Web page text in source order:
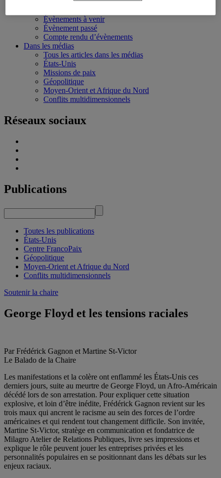
Évènements à venir
Évènement passé
Compte rendu d’évènements
Dans les médias
Tous les articles dans les médias
États-Unis
Missions de paix
Géopolitique
Moyen-Orient et Afrique du Nord
Conflits multidimensionnels
Réseaux sociaux
Publications
Toutes les publications
États-Unis
Centre FrancoPaix
Géopolitique
Moyen-Orient et Afrique du Nord
Conflits multidimensionnels
Soutenir la chaire
George Floyd et les tensions raciales
Par Frédérick Gagnon et Martine St-Victor
Le Balado de la Chaire
Les manifestations et la colère ont enflammé les États-Unis ces
derniers jours, suite au meurtre de George Floyd, un Afro-Américain
décédé lors de son arrestation. Pour expliquer cette situation
explosive, et loin d’être inédite, Frédérick Gagnon revient sur les
trois maux qui ancrent le racisme au sein des forces de l’ordre
américaines et qui rendent tout changement difficile. Son invitée,
Martine St-Victor, stratège en communication et fondatrice de
Milagro Atelier de Relations Publiques, livre ses impressions et
explique le rôle peuvent jouer les entreprises privées et les
personnalités populaires en se positionnant dans les débats sur les
enjeux raciaux.